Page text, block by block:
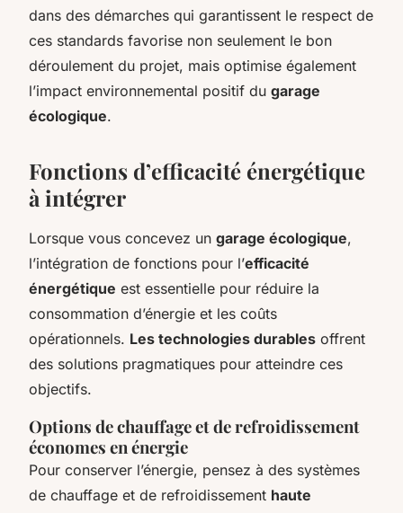
dans des démarches qui garantissent le respect de
ces standards favorise non seulement le bon
déroulement du projet, mais optimise également
l’impact environnemental positif du garage
écologique.
Fonctions d’efficacité énergétique
à intégrer
Lorsque vous concevez un garage écologique,
l’intégration de fonctions pour l’efficacité
énergétique est essentielle pour réduire la
consommation d’énergie et les coûts
opérationnels. Les technologies durables offrent
des solutions pragmatiques pour atteindre ces
objectifs.
Options de chauffage et de refroidissement
économes en énergie
Pour conserver l’énergie, pensez à des systèmes
de chauffage et de refroidissement haute